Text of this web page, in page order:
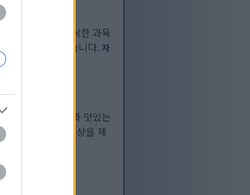
흘러내리고 아삭한 과육
보다 어렵지 않습니다. 자
내내 아름다움과 맛있는
이상의 풍성한 보상을 제